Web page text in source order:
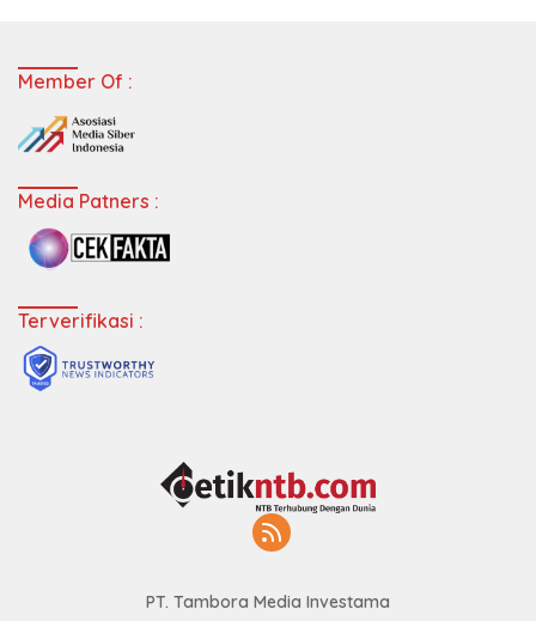
Member Of :
Media Patners :
Terverifikasi :
PT. Tambora Media Investama